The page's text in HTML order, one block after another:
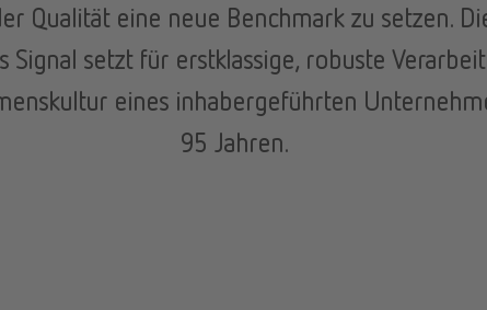
Qualität eine neue Benchmark zu setzen.
setzt für erstklassige, robuste
eines inhabergeführten
95 Jahren.